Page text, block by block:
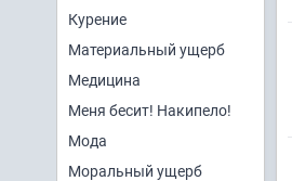
Курение
Материальный ущерб
Медицина
Меня бесит! Накипело!
Мода
Моральный ущерб